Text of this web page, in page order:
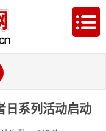
日系列活动启动